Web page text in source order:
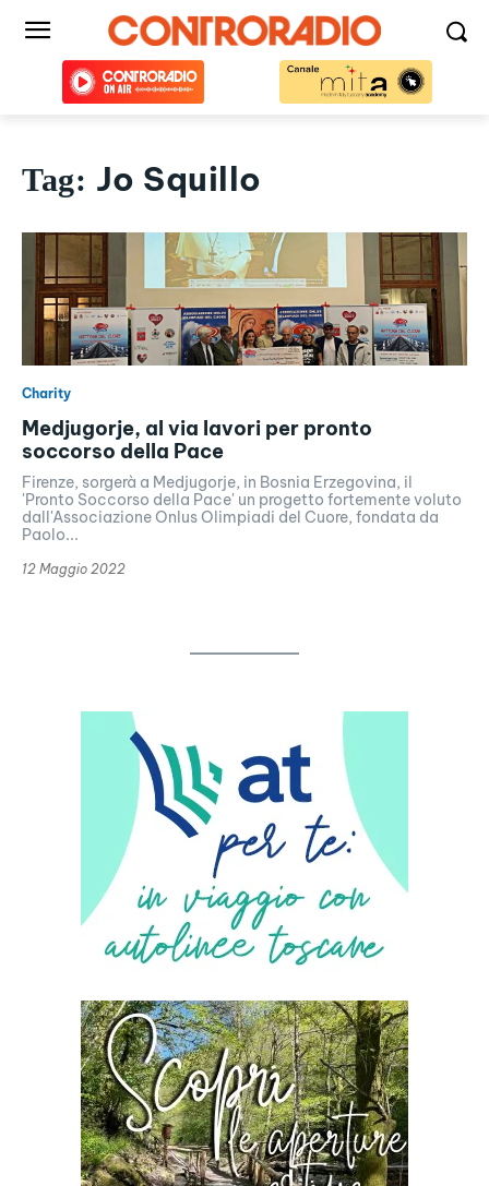
Tag: Jo Squillo
Charity
Medjugorje, al via lavori per pronto
soccorso della Pace
Firenze, sorgerà a Medjugorje, in Bosnia Erzegovina, il
'Pronto Soccorso della Pace' un progetto fortemente voluto
dall'Associazione Onlus Olimpiadi del Cuore, fondata da
Paolo...
12 Maggio 2022